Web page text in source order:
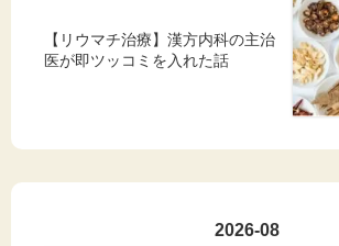
【リウマチ治療】漢方内科の主治
医が即ツッコミを入れた話
2026-08